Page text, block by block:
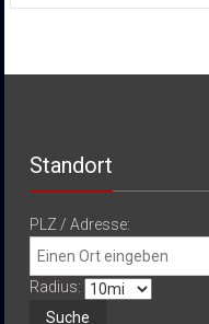
Standort
PLZ / Adresse:
Radius: